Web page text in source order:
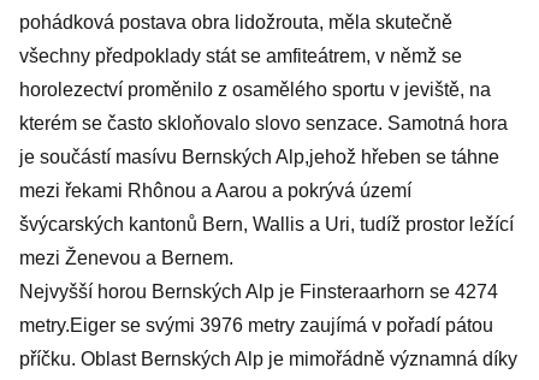
pohádková postava obra lidožrouta, měla skutečně
všechny předpoklady stát se amfiteátrem, v němž se
horolezectví proměnilo z osamělého sportu v jeviště, na
kterém se často skloňovalo slovo senzace. Samotná hora
je součástí masívu Bernských Alp,jehož hřeben se táhne
mezi řekami Rhônou a Aarou a pokrývá území
švýcarských kantonů Bern, Wallis a Uri, tudíž prostor ležící
mezi Ženevou a Bernem.
Nejvyšší horou Bernských Alp je Finsteraarhorn se 4274
metry.Eiger se svými 3976 metry zaujímá v pořadí pátou
příčku. Oblast Bernských Alp je mimořádně významná díky